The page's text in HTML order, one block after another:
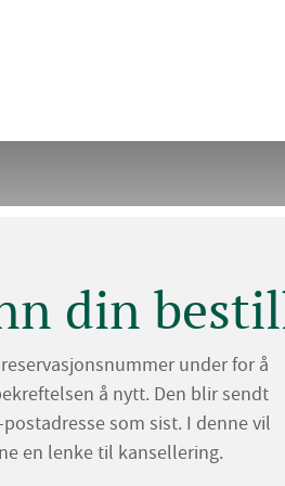
din
under for å
å nytt. Den blir sendt
som sist. I denne vil
en lenke til kansellering.